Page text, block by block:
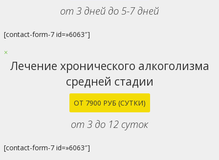
от 3 дней до 5-7 дней
[contact-form-7 id=»6063″]
×
Лечение хронического алкоголизма
средней стадии
ОТ 7900 РУБ (СУТКИ)
от 3 до 12 суток
[contact-form-7 id=»6063″]